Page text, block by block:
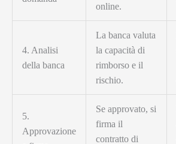
online.
4. Analisi
della banca
La banca valuta
la capacità di
rimborso e il
rischio.
5.
Approvazione
Se approvato, si
firma il
contratto di